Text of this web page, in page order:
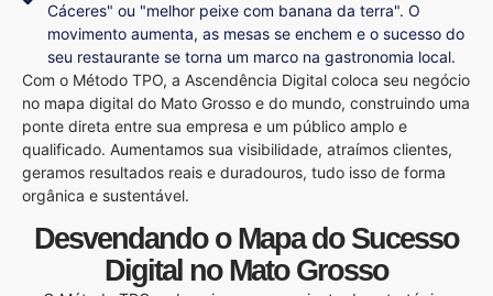
Cáceres" ou "melhor peixe com banana da terra". O
movimento aumenta, as mesas se enchem e o sucesso do
seu restaurante se torna um marco na gastronomia local.
Com o Método TPO, a Ascendência Digital coloca seu negócio
no mapa digital do Mato Grosso e do mundo, construindo uma
ponte direta entre sua empresa e um público amplo e
qualificado. Aumentamos sua visibilidade, atraímos clientes,
geramos resultados reais e duradouros, tudo isso de forma
orgânica e sustentável.
Desvendando o Mapa do Sucesso
Digital no Mato Grosso